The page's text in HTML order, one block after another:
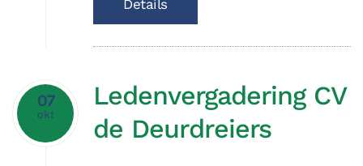
Details
07
okt
Ledenvergadering CV
de Deurdreiers